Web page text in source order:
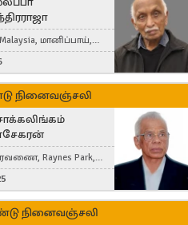
மானிப்பாய்,
London, United
நினைவஞ்சலி
Raynes Park,
Kingdom
நினைவஞ்சலி